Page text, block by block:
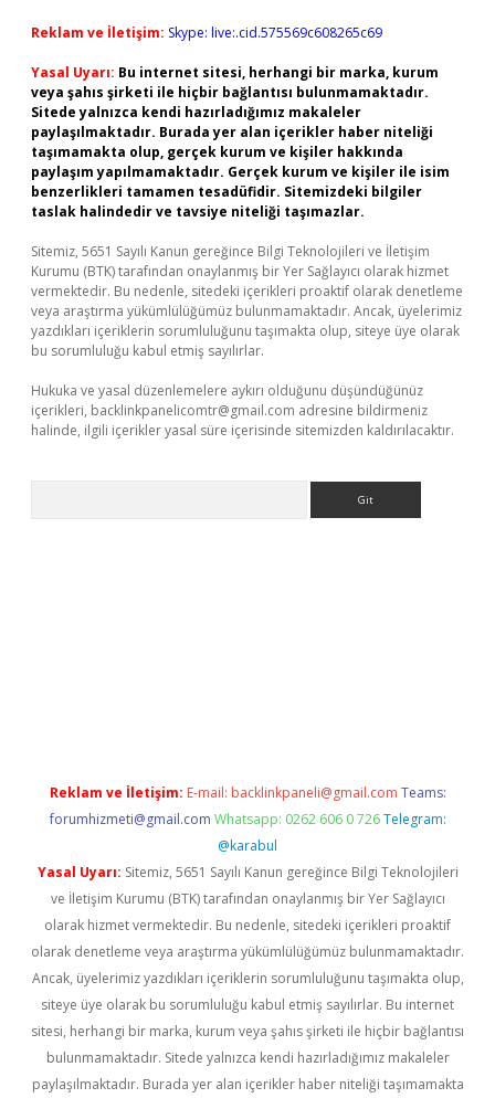
Reklam ve İletişim: Skype: live:.cid.575569c608265c69
Yasal Uyarı: Bu internet sitesi, herhangi bir marka, kurum
veya şahıs şirketi ile hiçbir bağlantısı bulunmamaktadır.
Sitede yalnızca kendi hazırladığımız makaleler
paylaşılmaktadır. Burada yer alan içerikler haber niteliği
taşımamakta olup, gerçek kurum ve kişiler hakkında
paylaşım yapılmamaktadır. Gerçek kurum ve kişiler ile isim
benzerlikleri tamamen tesadüfidir. Sitemizdeki bilgiler
taslak halindedir ve tavsiye niteliği taşımazlar.
Sitemiz, 5651 Sayılı Kanun gereğince Bilgi Teknolojileri ve İletişim
Kurumu (BTK) tarafından onaylanmış bir Yer Sağlayıcı olarak hizmet
vermektedir. Bu nedenle, sitedeki içerikleri proaktif olarak denetleme
veya araştırma yükümlülüğümüz bulunmamaktadır. Ancak, üyelerimiz
yazdıkları içeriklerin sorumluluğunu taşımakta olup, siteye üye olarak
bu sorumluluğu kabul etmiş sayılırlar.
Hukuka ve yasal düzenlemelere aykırı olduğunu düşündüğünüz
içerikleri, backlinkpanelicomtr@gmail.com adresine bildirmeniz
halinde, ilgili içerikler yasal süre içerisinde sitemizden kaldırılacaktır.
Reklam ve İletişim: E-mail: backlinkpaneli@gmail.com Teams:
forumhizmeti@gmail.com Whatsapp: 0262 606 0 726 Telegram:
@karabul
Yasal Uyarı: Sitemiz, 5651 Sayılı Kanun gereğince Bilgi Teknolojileri
ve İletişim Kurumu (BTK) tarafından onaylanmış bir Yer Sağlayıcı
olarak hizmet vermektedir. Bu nedenle, sitedeki içerikleri proaktif
olarak denetleme veya araştırma yükümlülüğümüz bulunmamaktadır.
Ancak, üyelerimiz yazdıkları içeriklerin sorumluluğunu taşımakta olup,
siteye üye olarak bu sorumluluğu kabul etmiş sayılırlar. Bu internet
sitesi, herhangi bir marka, kurum veya şahıs şirketi ile hiçbir bağlantısı
bulunmamaktadır. Sitede yalnızca kendi hazırladığımız makaleler
paylaşılmaktadır. Burada yer alan içerikler haber niteliği taşımamakta